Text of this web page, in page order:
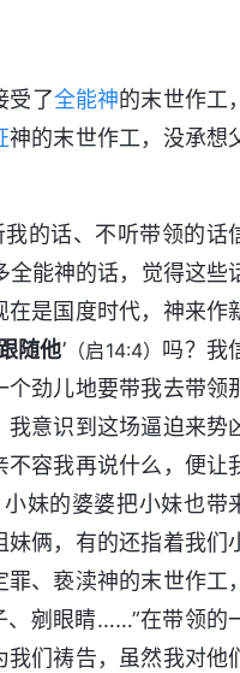
受了全能神的末世作工，
神的末世作工，没承想
的话、不听带领的话
全能神的话，觉得这些
是国度时代，神来作
随他’（启14:4） 吗？我
劲儿地要带我去带领
意识到这场逼迫来势
容我再说什么，便让
妹的婆婆把小妹也带
俩，有的还指着我们
、亵渎神的末世作工，
、剜眼睛……”在带领的
们祷告，虽然我对他